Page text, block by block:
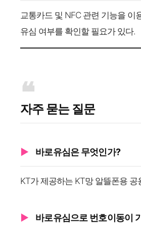
교통카드 및 NFC 관련 기능을 이
유심 여부를 확인할 필요가 있다.
자주 묻는 질문
바로유심은 무엇인가?
KT가 제공하는 KT망 알뜰폰용 공
바로유심으로 번호이동이